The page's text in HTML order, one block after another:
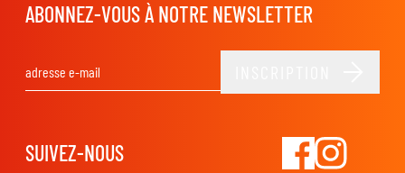
ABONNEZ-VOUS À NOTRE NEWSLETTER
SUIVEZ-NOUS